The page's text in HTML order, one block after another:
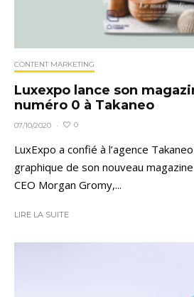
CONTENT MARKETING
Luxexpo lance son
numéro 0 à Takaneo
07/10/2020 · 0
LuxExpo a confié à l’agence
graphique de son nouveau
CEO Morgan Gromy,...
LIRE LA SUITE